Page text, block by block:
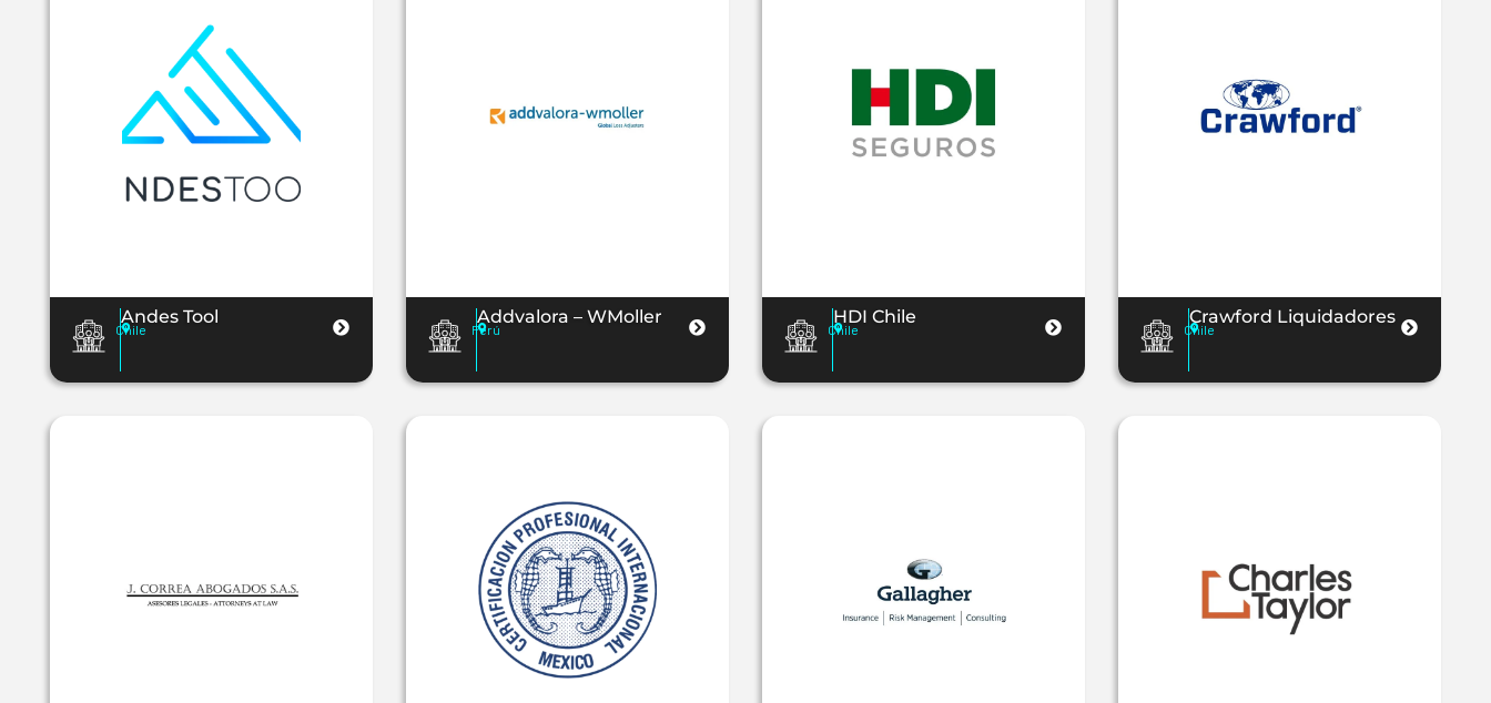
Andes Tool
Chile
Addvalora – WMoller
Perú
HDI Chile
Chile
Crawford Liquidadores
Chile